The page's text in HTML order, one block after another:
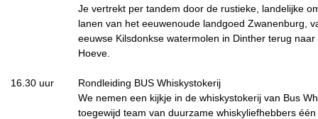
Je vertrekt per tandem door de rustieke, landelijke
lanen van het eeuwenoude landgoed Zwanenburg,
eeuwse Kilsdonkse watermolen in Dinther terug naar
Hoeve.
16.30 uur
Rondleiding BUS Whiskystokerij
We nemen een kijkje in de whiskystokerij van Bus
toegewijd team van duurzame whiskyliefhebbers